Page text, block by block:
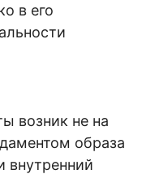
в его
возник не на
образа
внутренний